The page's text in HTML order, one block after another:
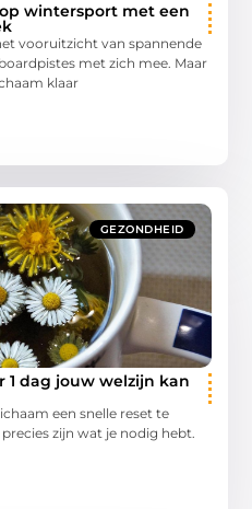
wintersport met een
vooruitzicht van spannende
met zich mee. Maar
klaar
GEZONDHEID
1 dag jouw welzijn kan
een snelle reset te
zijn wat je nodig hebt.